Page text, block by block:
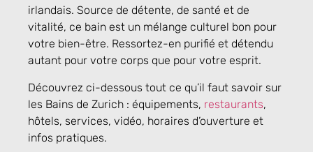
irlandais. Source de détente, de santé et de
vitalité, ce bain est un mélange culturel bon pour
votre bien-être. Ressortez-en purifié et détendu
autant pour votre corps que pour votre esprit.
Découvrez ci-dessous tout ce qu’il faut savoir sur
les Bains de Zurich : équipements, restaurants,
hôtels, services, vidéo, horaires d’ouverture et
infos pratiques.